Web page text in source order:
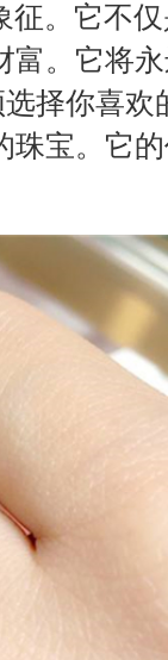
征。它不
富。它将
择你喜欢
珠宝。它